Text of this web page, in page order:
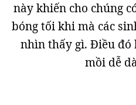
này khiến cho chúng
bóng tối khi mà các
nhìn thấy gì. Điều đó
mồi dễ